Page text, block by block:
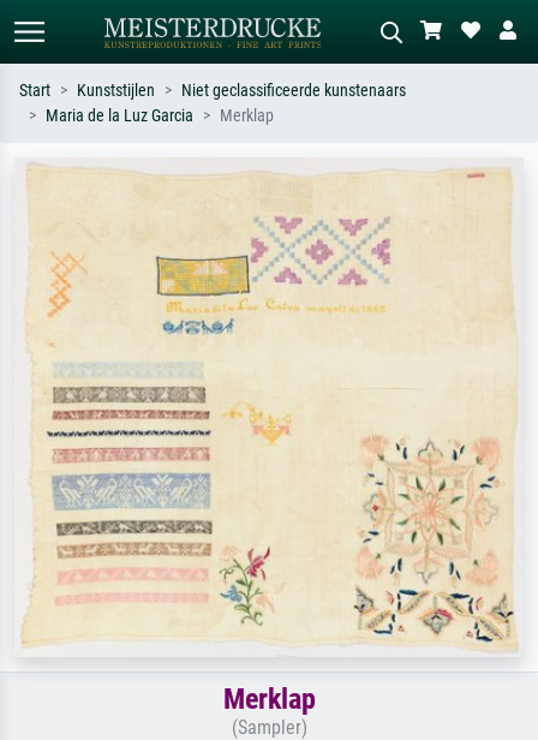
Zoek op kunstenaar, titel of stijl – bijv.
Beschrijf de scène – bijv. groene
olieverfschilderij, staand naakt naast
een boom.
Start Kunststijlen
Niet geclassificeerde kunstenaars
Maria de la Luz Garcia
Merklap
Merklap
(Sampler)